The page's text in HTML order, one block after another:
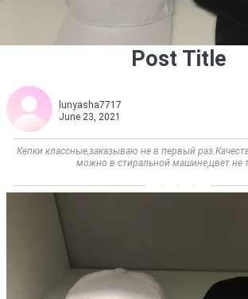
Post Title
lunyasha7717
June 23, 2021
Кепки классные,заказываю не в первый
можно в стиральной машине,цвет не